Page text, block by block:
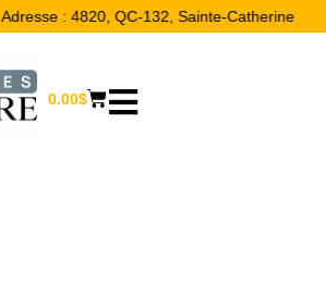
Adresse : 4820, QC-132, Sainte-Catherine
0.00$